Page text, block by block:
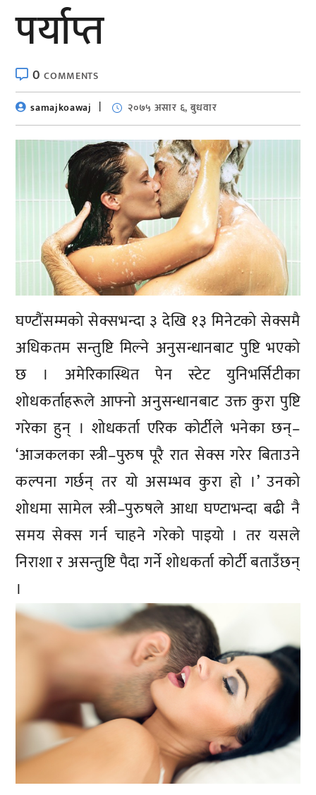
पर्याप्त
0COMMENTS
samajkoawaj
२०७५ असार ६, बुधवार
घण्टौंसम्मको सेक्सभन्दा ३ देखि १३ मिनेटको सेक्समै
अधिकतम सन्तुष्टि मिल्ने अनुसन्धानबाट पुष्टि भएको
छ । अमेरिकास्थित पेन स्टेट युनिभर्सिटीका
शोधकर्ताहरूले आफ्नो अनुसन्धानबाट उक्त कुरा पुष्टि
गरेका हुन् । शोधकर्ता एरिक कोर्टीले भनेका छन्–
‘आजकलका स्त्री–पुरुष पूरै रात सेक्स गरेर बिताउने
कल्पना गर्छन् तर यो असम्भव कुरा हो ।’ उनको
शोधमा सामेल स्त्री–पुरुषले आधा घण्टाभन्दा बढी नै
समय सेक्स गर्न चाहने गरेको पाइयो । तर यसले
निराशा र असन्तुष्टि पैदा गर्ने शोधकर्ता कोर्टी बताउँछन्
।